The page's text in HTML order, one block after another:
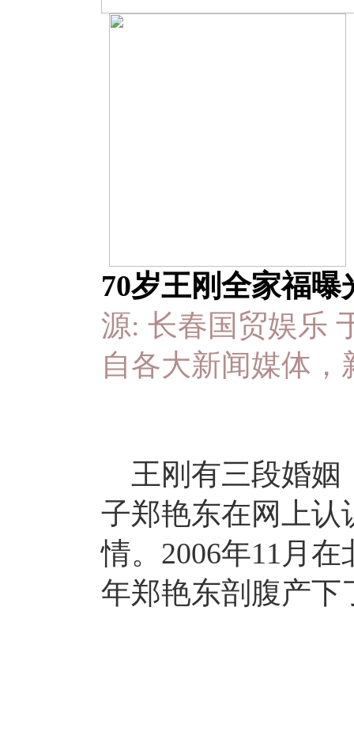
70岁王刚全家福
源: 长春国贸娱乐
自各大新闻媒体
王刚有三段婚姻
子郑艳东在网上认
情。2006年11月
年郑艳东剖腹产下